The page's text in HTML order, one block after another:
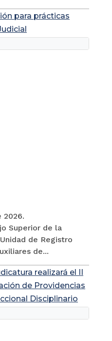
para prácticas
2026.
Superior de la
de Registro
de...
realizará el II
de Providencias
Disciplinario